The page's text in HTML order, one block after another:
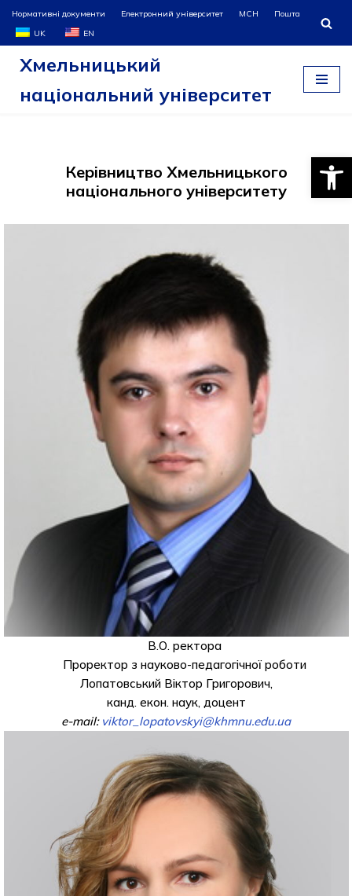
Перейти
до
Нормативні документи Електронний університет МСН
Пошта
UK
EN
Хмельницький
національний університет
Керівництво Хмельницького
національного університету
В.О. ректора
Проректор з науково-педагогічної роботи
Лопатовський Віктор Григорович,
канд. екон. наук, доцент
e-mail: viktor_lopatovskyi@khmnu.edu.ua